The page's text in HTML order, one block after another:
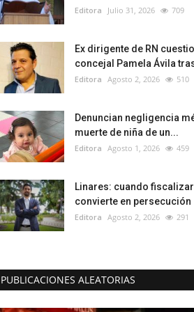
Editora Julio 31, 2026 709
Ex dirigente de RN
concejal Pamela Ávila
Editora Agosto 2, 2026 510
Denuncian negligencia
muerte de niña de un...
Editora Agosto 1, 2026 459
Linares: cuando
convierte en persecución
Editora Agosto 2, 2026 291
PUBLICACIONES ALEATORIAS